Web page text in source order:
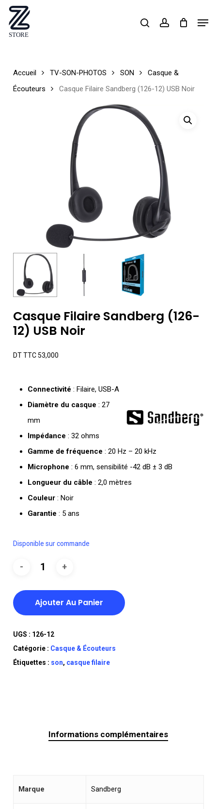
Skip
main
searchaccount
Accueil TV-SON-PHOTOS SON
Casque &
Écouteurs
Casque Filaire Sandberg (126-12) USB Noir
Casque Filaire Sandberg (126-
12) USB Noir
DT TTC53,000
Connectivité : Filaire, USB-A
Diamètre du casque : 27
mm
Impédance : 32 ohms
Gamme de fréquence : 20 Hz – 20 kHz
Microphone : 6 mm, sensibilité -42 dB ± 3 dB
Longueur du câble : 2,0 mètres
Couleur: Noir
Garantie : 5 ans
Disponible sur commande
Ajouter Au Panier
UGS : 126-12
Catégorie : Casque & Écouteurs
Étiquettes : son, casque filaire
Informations complémentaires
Marque Sandberg